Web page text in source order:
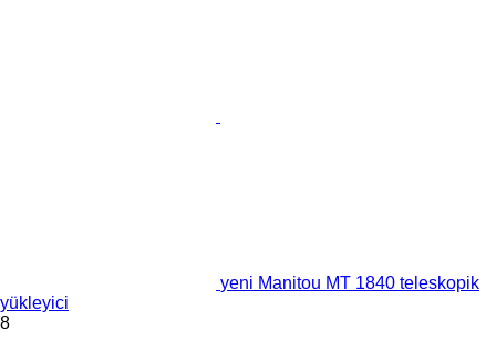
yeni Manitou MT 1840 teleskopik
yükleyici
8